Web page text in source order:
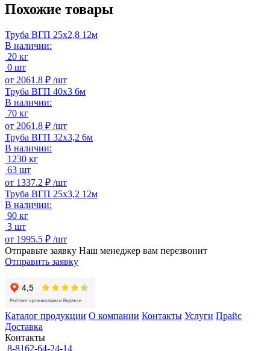
Похожие товары
Труба ВГП 25х2,8 12м
В наличии:
20 кг
0 шт
от 2061.8 ₽ /шт
Труба ВГП 40х3 6м
В наличии:
70 кг
от 2061.8 ₽ /шт
Труба ВГП 32х3,2 6м
В наличии:
1230 кг
63 шт
от 1337.2 ₽ /шт
Труба ВГП 25х3,2 12м
В наличии:
90 кг
3 шт
от 1995.5 ₽ /шт
Отправьте заявку Наш менеджер вам перезвонит
Отправить заявку
Каталог продукции О компании Контакты Услуги Прайс
Доставка
Контакты
8-8162-64-24-14